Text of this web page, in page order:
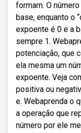
formam. O
base, enquanto o
expoente é 0 e a
sempre 1.
potenciação, que
ela mesma um
expoente. Veja
positiva ou
e. Webaprenda o
a operação que
número por ele